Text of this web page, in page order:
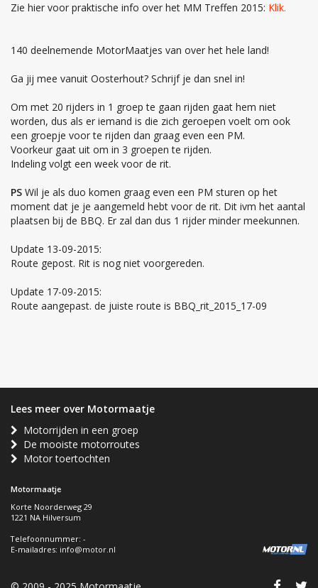
Zie hier voor praktische info over het MM Treffen 2015: Klik.
140 deelnemende MotorMaatjes van over het hele land!
Ga jij mee vanuit Oosterhout? Schrijf je dan snel in!
Om met 20 rijders in 1 groep te gaan rijden gaat hem niet
worden, dus als er iemand is die zich geroepen voelt om ook
een groepje voor te rijden dan graag even een PM.
Voorkeur gaat uit om in 3 groepen te rijden.
Indeling volgt een week voor de rit.
PS Wil je als duo komen graag even een PM sturen op het
moment dat je je aangemeld hebt voor de rit. Dit ivm het aantal
plaatsen bij de BBQ. Er zal dan dus 1 rijder minder meekunnen.
Update 13-09-2015:
Route gepost. Rit is nog niet voorgereden.
Update 17-09-2015:
Route aangepast. de juiste route is BBQ_rit_2015_17-09
Lees meer over Motormaatje
Motorrijden in een groep
De mooiste motorroutes
Motor toertochten
Motormaatje
Korte Noorderweg 29
1221 NA Hilversum
Telefoonnummer: -
E-mailadres: info@motor.nl